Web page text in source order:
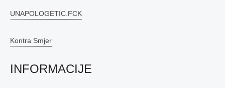
UNAPOLOGETIC.FCK
Kontra Smjer
INFORMACIJE